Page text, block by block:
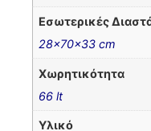
Εσωτερικές
28x70x33 cm
Χωρητικότητα
66 lt
Υλικό